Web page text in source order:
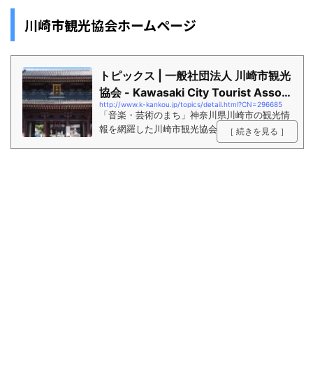
川崎市観光協会ホームページ
トピックス | 一般社団法人 川崎市観光
協会 - Kawasaki City Tourist Associ
ation
http://www.k-kankou.jp/topics/detail.html?CN=296685
「音楽・芸術のまち」神奈川県川崎市の観光情
報を網羅した川崎市観光協会公式ホームページ
です。川崎の今の魅力をすべてご紹介していき
［ 続きを見る ］